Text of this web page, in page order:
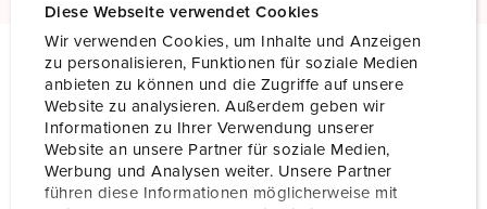
Diese Webseite verwendet Cookies
Wir verwenden Cookies, um Inhalte und Anzeigen
zu personalisieren, Funktionen für soziale Medien
anbieten zu können und die Zugriffe auf unsere
Website zu analysieren. Außerdem geben wir
Informationen zu Ihrer Verwendung unserer
Website an unsere Partner für soziale Medien,
Werbung und Analysen weiter. Unsere Partner
führen diese Informationen möglicherweise mit
Technical specifications
Wall mounted socket 21361A
Ampere